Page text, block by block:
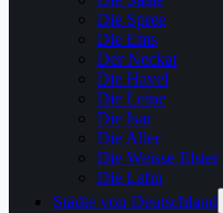
Die Spree
Die Ems
Der Neckar
Die Havel
Die Leine
Die Isar
Die Aller
Die Weisse Elster
Die Lahn
Städte von Deutschland